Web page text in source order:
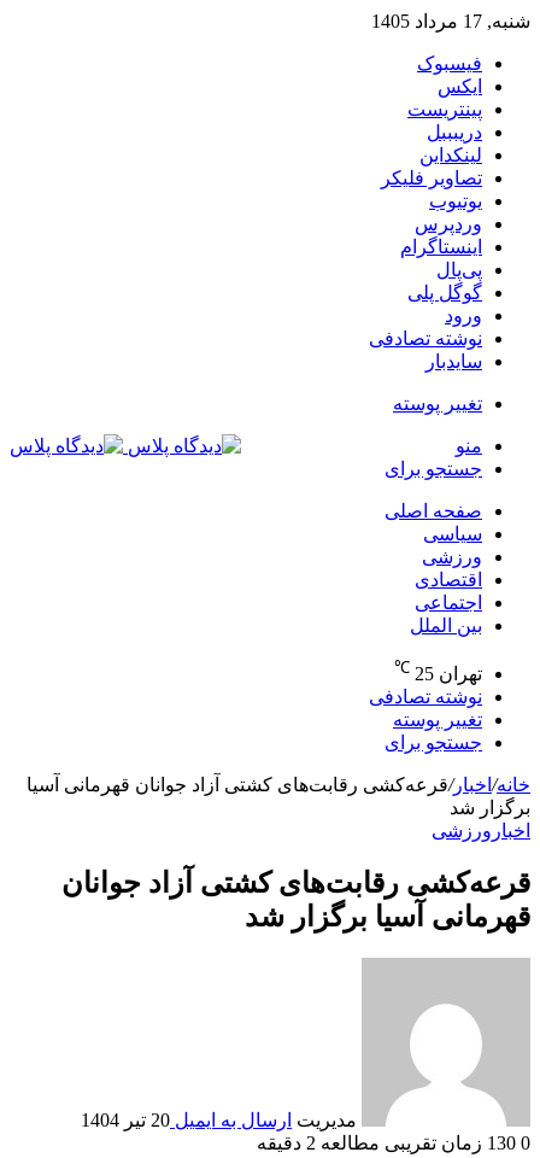
شنبه, 17 مرداد 1405
فیسبوک
ایکس
پینتریست
دریبببل
لینکداین
تصاویر فلیکر
یوتیوب
وردپرس
اینستاگرام
پی‌پال
گوگل پلی
ورود
نوشته تصادفی
سایدبار
تغییر پوسته
منو
جستجو برای
صفحه اصلی
سیاسی
ورزشی
اقتصادی
اجتماعی
بین الملل
تهران 25
℃
نوشته تصادفی
تغییر پوسته
جستجو برای
خانه/ اخبار/قرعه‌کشی رقابت‌های کشتی آزاد جوانان قهرمانی آسیا
برگزار شد
اخبار ورزشی
قرعه‌کشی رقابت‌های کشتی آزاد جوانان
قهرمانی آسیا برگزار شد
مدیریت ارسال به ایمیل 20 تیر 1404
0
زمان تقریبی مطالعه 2 دقیقه